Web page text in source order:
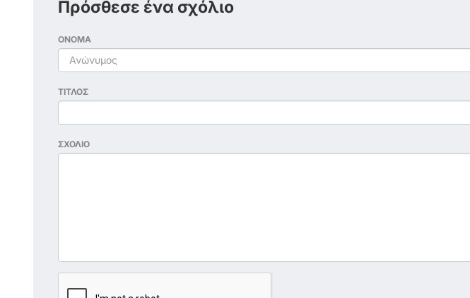
Πρόσθεσε ένα σχόλιο
ΟΝΟΜΑ
ΤΙΤΛΟΣ
ΣΧΟΛΙΟ